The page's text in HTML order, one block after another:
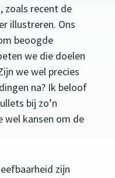
zoals recent de
illustreren. Ons
beoogde
we die doelen
we wel precies
na? Ik beloof
bij zo’n
wel kansen om de
zijn